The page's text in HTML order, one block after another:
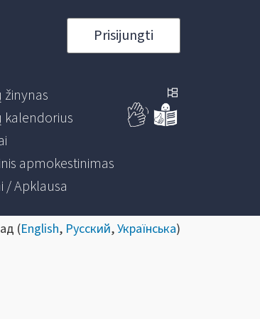
Prisijungti
žinynas
kalendorius
apmokestinimas
/ Apklausa
(English, Русский,Українська)